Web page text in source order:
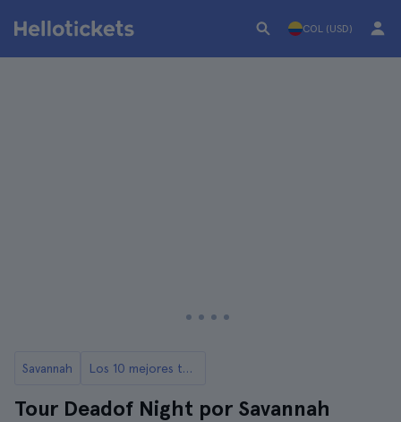
COL (USD)
Savannah Los 10 mejores tours de Savannah
Tour Deadof Night por Savannah